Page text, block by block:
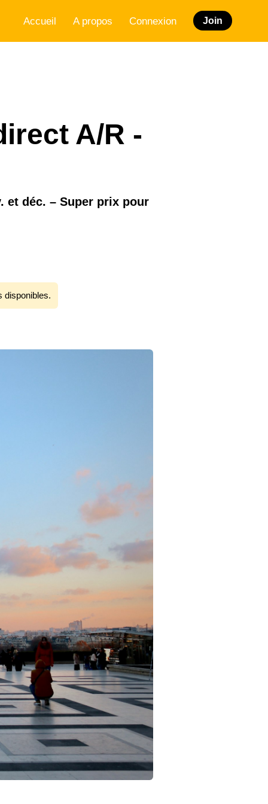
Accueil A propos Connexion Join
A/R -
et déc. – Super prix pour
disponibles.